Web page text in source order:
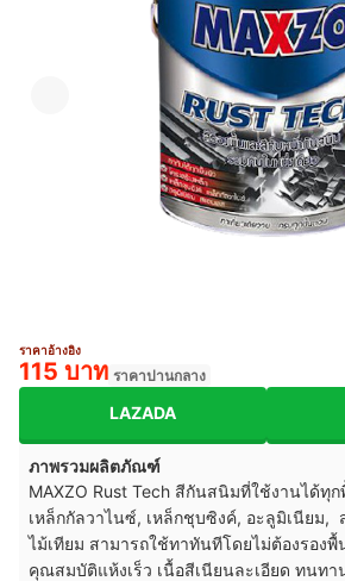
ราคาอ้างอิง
115 บาท ราคาปานกลาง
LAZADA
ภาพรวมผลิตภัณฑ์
MAXZO Rust Tech สีกันสนิมที่ใช้งานได้ทุ
เหล็กกัลวาไนซ์, เหล็กชุบซิงค์, อะลูมิเนียม,
ไม้เทียม สามารถใช้ทาทันทีโดยไม่ต้องรอง
คุณสมบัติแห้งเร็ว เนื้อสีเนียนละเอียด ทนท